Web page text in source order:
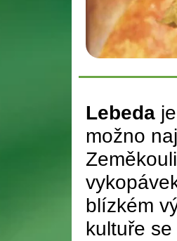
Lebeda
možno
blízkém
kultuře